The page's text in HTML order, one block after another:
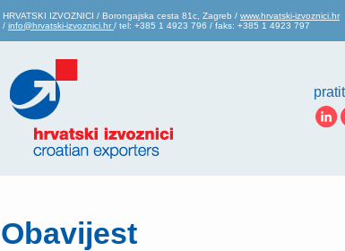
HRVATSKI IZVOZNICI / Borongajska cesta 81c, Zagreb / www.hrvatski-izvoznici.hr
/ info@hrvatski-izvoznici.hr / tel: +385 1 4923 796 / faks: +385 1 4923 797
Obavijest